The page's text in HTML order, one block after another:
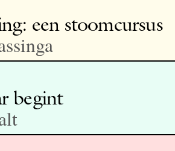
een stoomcursus
begint